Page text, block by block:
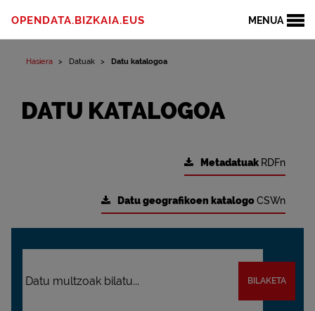
MENUA
OPENDATA.BIZKAIA.EUS
Hasiera Datuak Datu katalogoa
DATU KATALOGOA
Metadatuak RDFn
Datu geografikoen katalogoCSWn
BILAKETA